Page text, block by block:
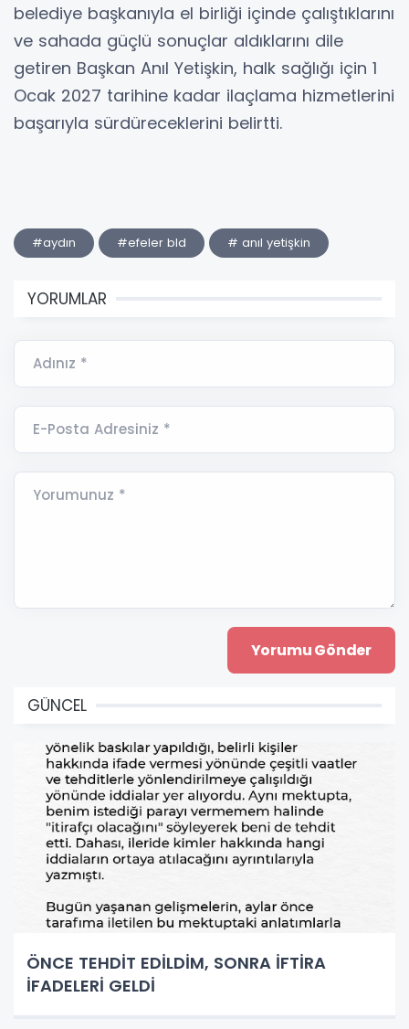
belediye başkanıyla el birliği içinde çalıştıklarını
ve sahada güçlü sonuçlar aldıklarını dile
getiren Başkan Anıl Yetişkin, halk sağlığı için 1
Ocak 2027 tarihine kadar ilaçlama hizmetlerini
başarıyla sürdüreceklerini belirtti.
#aydın #efeler bld # anıl yetişkin
YORUMLAR
Adınız *
E-Posta Adresiniz *
Yorumunuz *
GÜNCEL
ÖNCE TEHDİT EDİLDİM, SONRA İFTİRA
İFADELERİ GELDİ